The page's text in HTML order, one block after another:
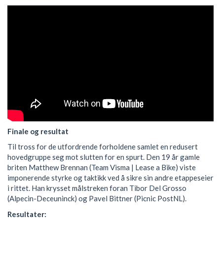
Finale og resultat
Til tross for de utfordrende forholdene samlet en redusert
hovedgruppe seg mot slutten for en spurt. Den 19 år gamle
briten Matthew Brennan (Team Visma | Lease a Bike) viste
imponerende styrke og taktikk ved å sikre sin andre etappeseier
i rittet. Han krysset målstreken foran Tibor Del Grosso
(Alpecin-Deceuninck) og Pavel Bittner (Picnic PostNL).
Resultater: